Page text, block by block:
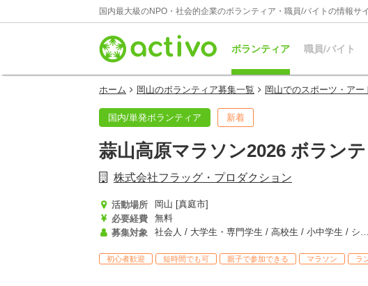
国内最大級のNPO・社会的企業のボランティア・職員/バイトの情報サ
ボランティア 職員/バイト
ホーム 岡山のボランティア募集一覧 岡山でのスポーツ・ア
国内/単発ボランティア 新着
蒜山高原マラソン2026 ボラン
株式会社フラッグ・プロダクション
活動場所
岡山 [真庭市]
必要経費
無料
募集対象
社会人 / 大学生・専門学生 / 高校生 / 小中学生 / シニア
初心者歓迎 短時間でも可 親子で参加できる マラソン ラ